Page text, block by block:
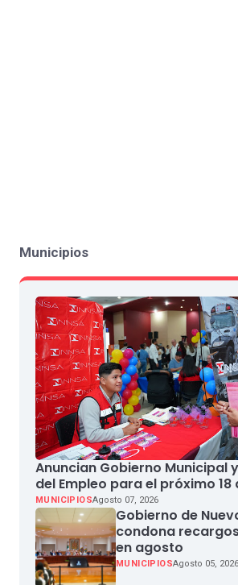
Municipios
Anuncian Gobierno Municipal
del Empleo para el próximo
MUNICIPIOSAgosto 07, 2026
Gobierno de
condona
en agosto
MUNICIPIOSAgosto 05, 2026